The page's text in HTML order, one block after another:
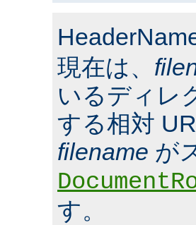
現在は、
いるディレ
する相対
filename が
す。